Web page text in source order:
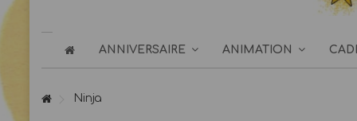
ANNIVERSAIRE ANIMATION
Ninja